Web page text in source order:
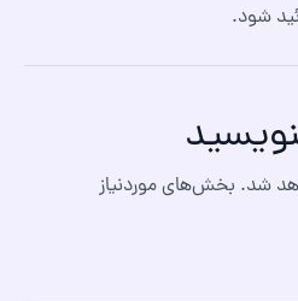
شود.
شد. بخش‌های موردنیاز